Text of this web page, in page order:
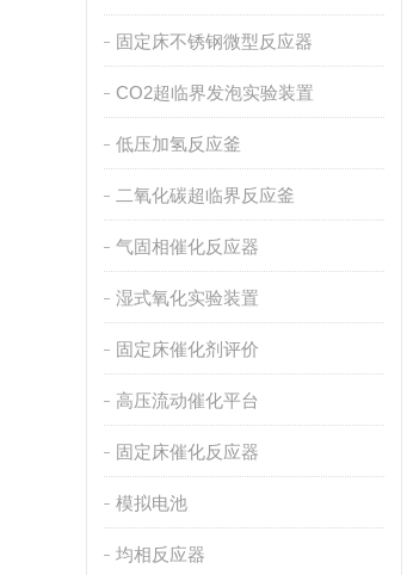
固定床不锈钢微型反应器
CO2超临界发泡实验装置
低压加氢反应釜
二氧化碳超临界反应釜
气固相催化反应器
湿式氧化实验装置
固定床催化剂评价
高压流动催化平台
固定床催化反应器
模拟电池
均相反应器